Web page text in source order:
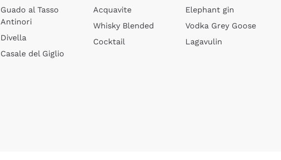
Guado al Tasso
Antinori
Divella
Casale del Giglio
Acquavite
Whisky Blended
Cocktail
Elephant gin
Vodka Grey Goose
Lagavulin